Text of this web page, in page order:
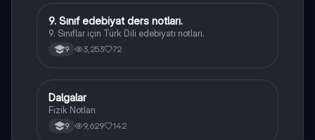
Türk Dili ve Edebiyatı
9. Sınıf edebiyat ders notları.
9. Sınıflar için Türk Dili edebiyatı notları.
9 3,253 72
Fizik
Dalgalar
Fizik Notları
9 9,629 142